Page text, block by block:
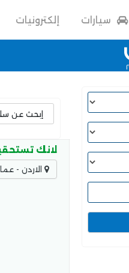
سيارات إلكترونيات
لانك
الاردن -